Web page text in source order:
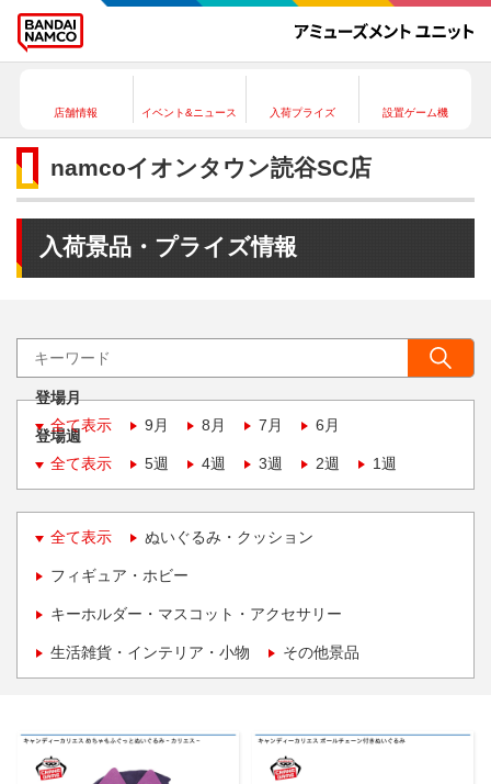
店舗情報 イベント&ニュース 入荷プライズ 設置ゲーム機
namcoイオンタウン読谷SC店
入荷景品・プライズ情報
登場月
全て表示
9月 8月 7月 6月
登場週
全て表示
5週 4週 3週 2週 1週
全て表示 ぬいぐるみ・クッション
フィギュア・ホビー
キーホルダー・マスコット・アクセサリー
生活雑貨・インテリア・小物 その他景品